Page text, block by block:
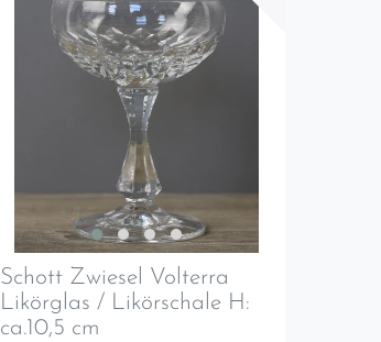
Schott Zwiesel Volterra
Likörglas / Likörschale H:
ca.10,5 cm